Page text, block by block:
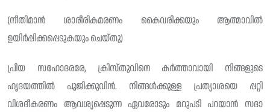
(നീതിമാൻ ശാരീരികമരണം കൈവരിക്കയും ആത്മാവിൽ
ഉയിർപ്പിക്കപ്പെടുകയും ചെയ്തു)
പ്രിയ സഹോദരരേ, ക്രിസ്‌തുവിനെ കർത്താവായി നിങ്ങളുടെ
ഹൃദയത്തിൽ പൂജിക്കുവിൻ. നിങ്ങൾക്കുള്ള പ്രത്യാശയെ പ്പറ്റി
വിശദീകരണം ആവശ്യപ്പെടുന്ന ഏവരോടും മറുപടി പറയാൻ സദാ